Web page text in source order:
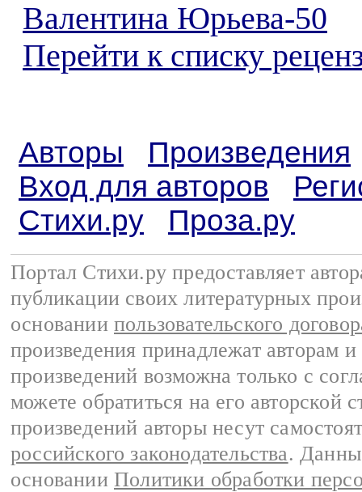
Валентина Юрьева-50
Перейти к списку
Авторы
Произведения
Вход для авторов
Стихи.ру
Проза.ру
Портал Стихи.ру предоставляет
публикации своих литературных
основании пользовательского
произведения принадлежат авторам
произведений возможна только с
можете обратиться на его авторской
произведений авторы несут
российского законодательства.
основании Политики обработки